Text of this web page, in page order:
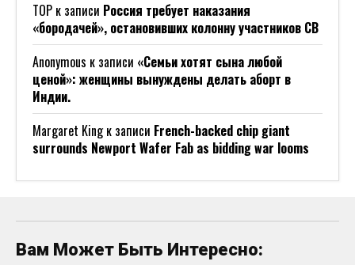
ТОР к записи Россия требует наказания
«бородачей», остановивших колонну участников СВ
Anonymous к записи «Семьи хотят сына любой
ценой»: женщины вынуждены делать аборт в
Индии.
Margaret Kingк записи French-backed chip giant
surrounds Newport Wafer Fab as bidding war looms
Вам Может Быть Интересно: